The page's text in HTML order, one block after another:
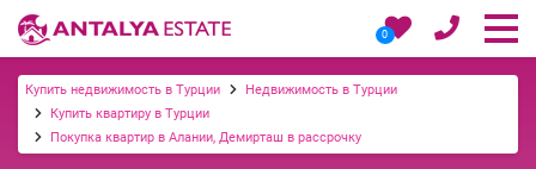
0
Купить недвижимость в Турции
Недвижимость в Турции
Купить квартиру в Турции
Покупка квартир в Алании, Демирташ в рассрочку